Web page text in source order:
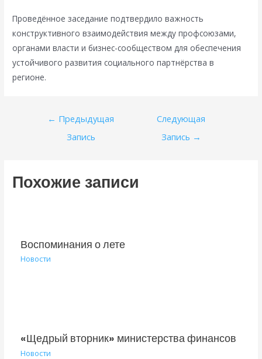
Проведённое заседание подтвердило важность
конструктивного взаимодействия между профсоюзами,
органами власти и бизнес-сообществом для обеспечения
устойчивого развития социального партнёрства в
регионе.
Навигация
← Предыдущая
Запись
Следующая
Запись →
Похожие записи
Воспоминания о лете
Новости
«Щедрый вторник» министерства финансов
Новости